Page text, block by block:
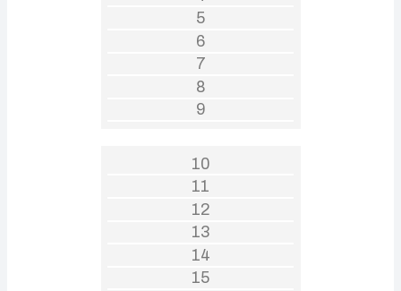
5
6
7
8
9
10
11
12
13
14
15